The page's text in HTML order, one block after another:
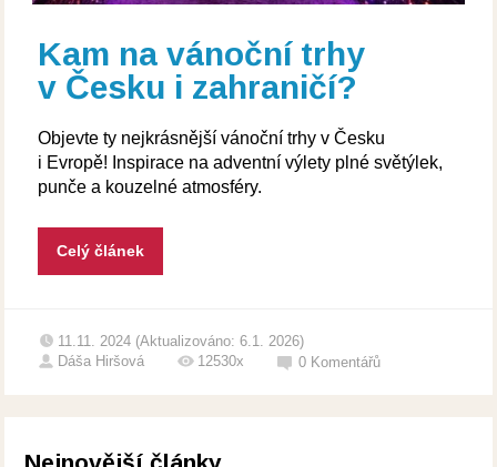
Kam na vánoční trhy
v Česku i zahraničí?
Objevte ty nejkrásnější vánoční trhy v Česku
i Evropě! Inspirace na adventní výlety plné světýlek,
punče a kouzelné atmosféry.
Celý článek
11.11. 2024 (Aktualizováno: 6.1. 2026)
Dáša Hiršová
12530x 0 Komentářů
Nejnovější články